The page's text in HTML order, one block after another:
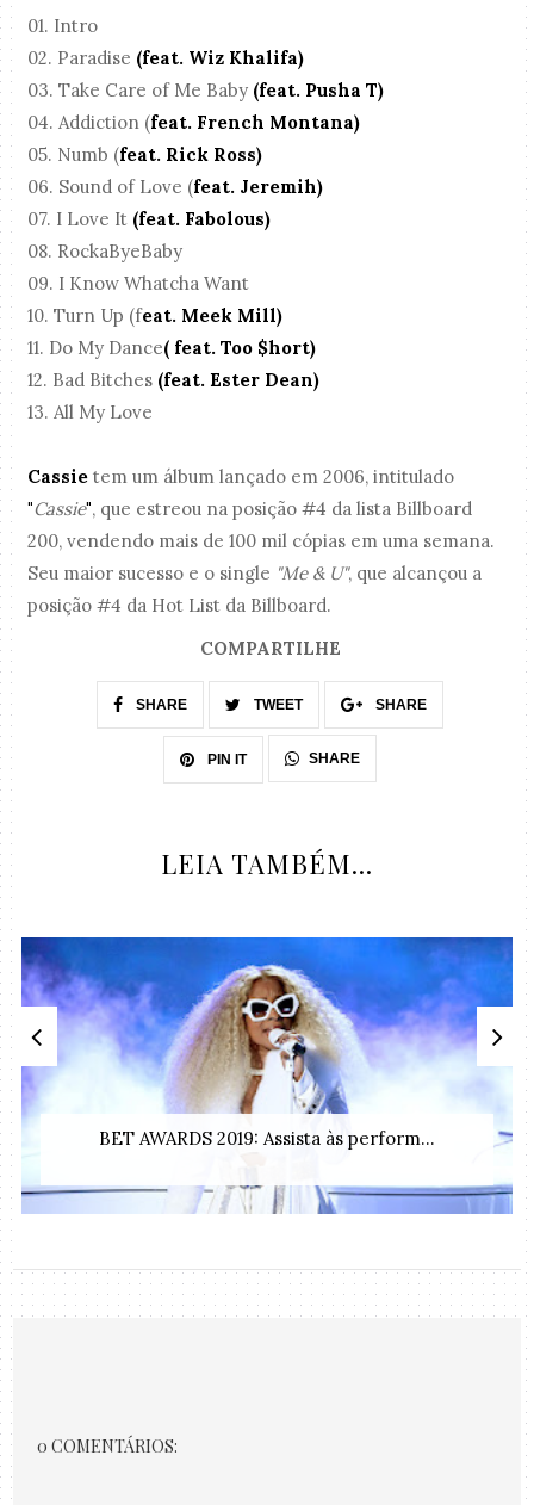
01. Intro
02. Paradise (feat. Wiz Khalifa)
03. Take Care of Me Baby (feat. Pusha T)
04. Addiction (feat. French Montana)
05. Numb (feat. Rick Ross)
06. Sound of Love (feat. Jeremih)
07. I Love It (feat. Fabolous)
08. RockaByeBaby
09. I Know Whatcha Want
10. Turn Up (feat. Meek Mill)
11. Do My Dance( feat. Too $hort)
12. Bad Bitches (feat. Ester Dean)
13. All My Love
Cassie tem um álbum lançado em 2006, intitulado
"Cassie", que estreou na posição #4 da lista Billboard
200, vendendo mais de 100 mil cópias em uma semana.
Seu maior sucesso e o single "Me & U", que alcançou a
posição #4 da Hot List da Billboard.
COMPARTILHE
SHARE TWEET SHARE
PIN IT SHARE
LEIA TAMBÉM...
BET AWARDS 2019: Assista às perform...
0 COMENTÁRIOS: